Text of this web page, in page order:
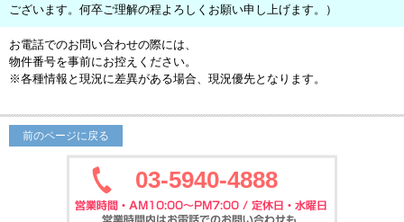
ございます。何卒ご理解の程よろしくお願い申し上げます。）
お電話でのお問い合わせの際には、
物件番号を事前にお控えください。
※各種情報と現況に差異がある場合、現況優先となります。
前のページに戻る
03-5940-4888